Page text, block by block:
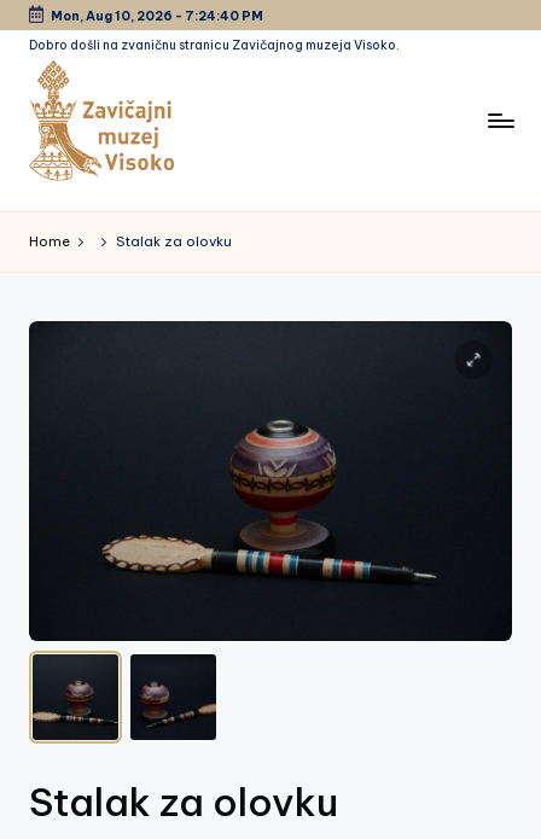
Skip
content
Mon, Aug 10, 2026 - 7:24:41 PM
Dobro došli na zvaničnu stranicu Zavičajnog muzeja Visoko.
a
vi
č
j
is
k
Home Stalak za olovku
Stalak za olovku